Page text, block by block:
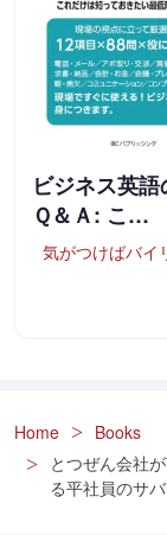
ビジネス英
Ｑ＆Ａ: こ…
気がつけばバイ
Home
Books
とつぜん会社
る平社員のサ